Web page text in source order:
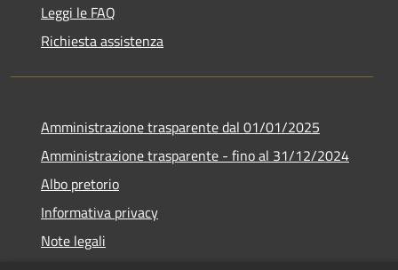
Leggi le FAQ
Richiesta assistenza
Amministrazione trasparente dal 01/01/2025
Amministrazione trasparente - fino al 31/12/2024
Albo pretorio
Informativa privacy
Note legali